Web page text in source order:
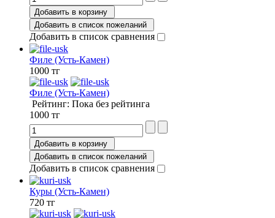
Добавить в корзину
Добавить в список пожеланий
Добавить в список сравнения
Филе (Усть-Камен)
1000 тг
Филе (Усть-Камен)
Рейтинг: Пока без рейтинга
1000 тг
Добавить в корзину
Добавить в список пожеланий
Добавить в список сравнения
Куры (Усть-Камен)
720 тг